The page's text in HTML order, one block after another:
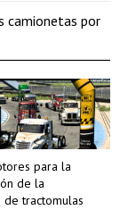
para la
de la
de tractomulas
camionetas por